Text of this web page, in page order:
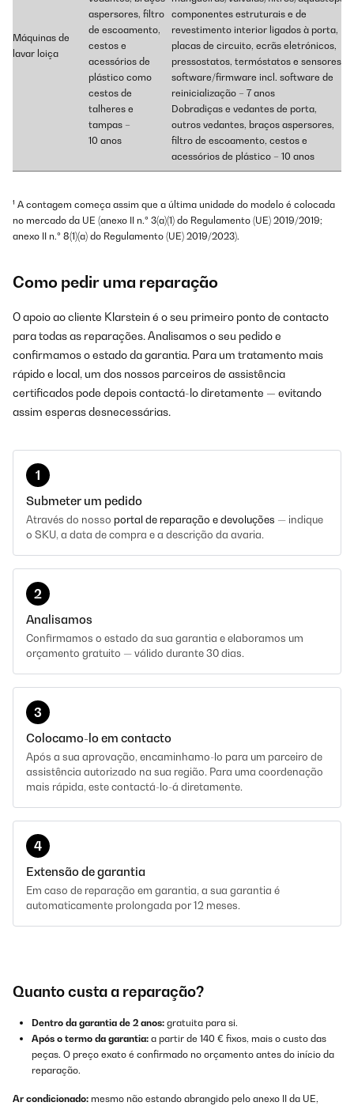
Máquinas de
lavar loiça
aspersores, filtro
de escoamento,
cestos e
acessórios de
plástico como
cestos de
talheres e
tampas –
10 anos
componentes estruturais e de
revestimento interior ligados à porta,
placas de circuito, ecrãs eletrónicos,
pressostatos, termóstatos e sensores,
software/firmware incl. software de
reinicialização – 7 anos
Dobradiças e vedantes de porta,
outros vedantes, braços aspersores,
filtro de escoamento, cestos e
acessórios de plástico – 10 anos
¹ A contagem começa assim que a última unidade do modelo é colocada
no mercado da UE (anexo II n.º 3(a)(1) do Regulamento (UE) 2019/2019;
anexo II n.º 8(1)(a) do Regulamento (UE) 2019/2023).
Como pedir uma reparação
O apoio ao cliente Klarstein é o seu primeiro ponto de contacto
para todas as reparações. Analisamos o seu pedido e
confirmamos o estado da garantia. Para um tratamento mais
rápido e local, um dos nossos parceiros de assistência
certificados pode depois contactá-lo diretamente — evitando
assim esperas desnecessárias.
1
Submeter um pedido
Através do nosso portal de reparação e devoluções — indique
o SKU, a data de compra e a descrição da avaria.
2
Analisamos
Confirmamos o estado da sua garantia e elaboramos um
orçamento gratuito — válido durante 30 dias.
3
Colocamo-lo em contacto
Após a sua aprovação, encaminhamo-lo para um parceiro de
assistência autorizado na sua região. Para uma coordenação
mais rápida, este contactá-lo-á diretamente.
4
Extensão de garantia
Em caso de reparação em garantia, a sua garantia é
automaticamente prolongada por 12 meses.
Quanto custa a reparação?
Dentro da garantia de 2 anos: gratuita para si.
Após o termo da garantia: a partir de 140 € fixos, mais o custo das
peças. O preço exato é confirmado no orçamento antes do início da
reparação.
Ar condicionado: mesmo não estando abrangido pelo anexo II da UE,